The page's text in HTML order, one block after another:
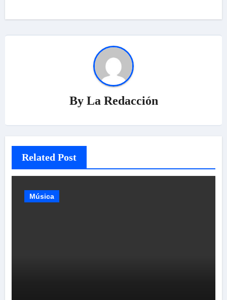
By La Redacción
Related Post
Música